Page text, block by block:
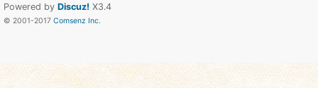
Powered by Discuz! X3.4
© 2001-2017 Comsenz Inc.